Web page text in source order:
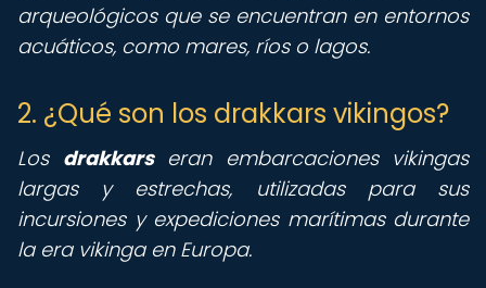
arqueológicos que se encuentran en entornos
acuáticos, como mares, ríos o lagos.
2. ¿Qué son los drakkars vikingos?
Los drakkarseran embarcaciones vikingas
largas y estrechas, utilizadas para sus
incursiones y expediciones marítimas durante
la era vikinga en Europa.